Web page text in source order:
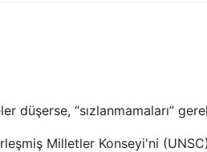
düşerse, “sızlanmamaları”
Milletler Konseyi'ni